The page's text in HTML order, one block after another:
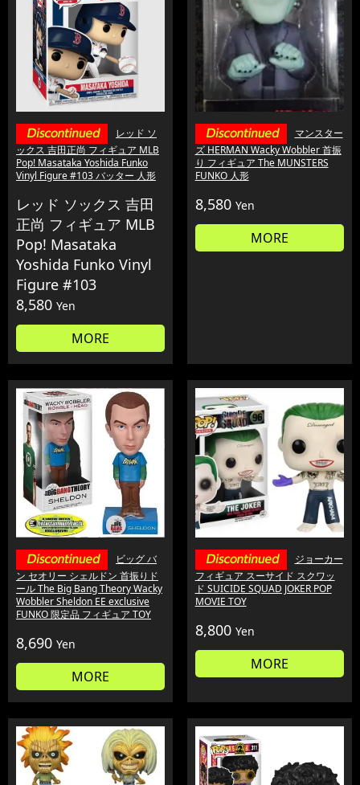
レッド ソ
ックス 吉田正尚 フィギュア MLB
Pop! Masataka Yoshida Funko
Vinyl Figure #103 バッター 人形
レッド ソックス 吉田
正尚 フィギュア MLB
Pop! Masataka
Yoshida Funko Vinyl
Figure #103
8,580 Yen
MORE
マンスター
ズ HERMAN Wacky Wobbler 首振
り フィギュア The MUNSTERS
FUNKO 人形
8,580 Yen
MORE
ビッグ バ
ン セオリー シェルドン 首振りド
ール The Big Bang Theory Wacky
Wobbler Sheldon EE exclusive
FUNKO 限定品 フィギュア TOY
8,690 Yen
MORE
ジョーカー
フィギュア スーサイド スクワッ
ド SUICIDE SQUAD JOKER POP
MOVIE TOY
8,800 Yen
MORE